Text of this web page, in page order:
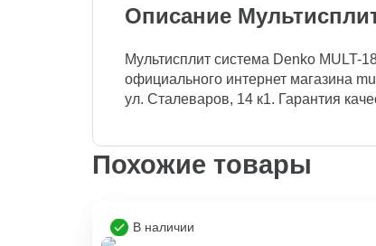
Описание
Мультисплит система Denko MULT-
официального интернет магазина
ул. Сталеваров, 14 к1. Гарантия
Похожие товары
В наличии